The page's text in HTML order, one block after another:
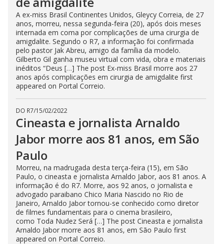
A ex-miss Brasil Continentes Unidos, Gleycy Correia, de 27
anos, morreu, nessa segunda-feira (20), após dois meses
internada em coma por complicações de uma cirurgia de
amigdalite. Segundo o R7, a informação foi confirmada
pelo pastor Jak Abreu, amigo da família da modelo.
Gilberto Gil ganha museu virtual com vida, obra e materiais
inéditos “Deus […] The post Ex-miss Brasil morre aos 27
anos após complicações em cirurgia de amigdalite first
appeared on Portal Correio.
DO R7/15/02/2022
Cineasta e jornalista Arnaldo
Jabor morre aos 81 anos, em São
Paulo
Morreu, na madrugada desta terça-feira (15), em São
Paulo, o cineasta e jornalista Arnaldo Jabor, aos 81 anos. A
informação é do R7. Morre, aos 92 anos, o jornalista e
advogado paraibano Chico Maria Nascido no Rio de
Janeiro, Arnaldo Jabor tornou-se conhecido como diretor
de filmes fundamentais para o cinema brasileiro,
como Toda Nudez Será […] The post Cineasta e jornalista
Arnaldo Jabor morre aos 81 anos, em São Paulo first
appeared on Portal Correio.